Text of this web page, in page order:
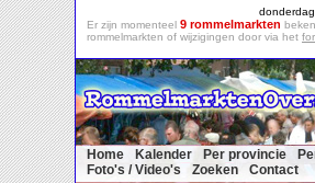
Er zijn momenteel 9 rommelmarkten
rommelmarkten of wijzigingen door via het
Home Kalender Per provincie
Foto's / Video's
Zoeken Contact